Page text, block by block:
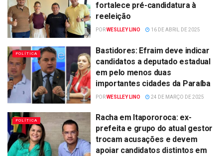
fortalece pré-candidatura à
reeleição
PORWESLLEY LINO 16 DE ABRIL DE 2025
POLÍTICA
Bastidores: Efraim deve indicar
candidatos a deputado estadual
em pelo menos duas
importantes cidades da Paraíba
PORWESLLEY LINO 24 DE MARÇO DE 2025
POLÍTICA
Racha em Itapororoca: ex-
prefeita e grupo do atual gestor
trocam acusações e devem
apoiar candidatos distintos em